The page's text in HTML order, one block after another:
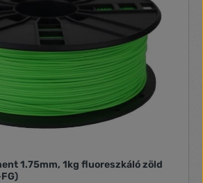
1.75mm, 1kg fluoreszkáló zöld